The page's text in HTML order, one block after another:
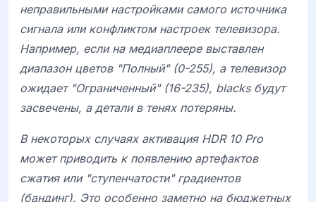
неправильными настройками самого источника
сигнала или конфликтом настроек телевизора.
Например, если на медиаплеере выставлен
диапазон цветов "Полный" (0-255), а телевизор
ожидает "Ограниченный" (16-235), blacks будут
засвечены, а детали в тенях потеряны.
В некоторых случаях активация HDR 10 Pro
может приводить к появлению артефактов
сжатия или "ступенчатости" градиентов
(бандинг). Это особенно заметно на бюджетных